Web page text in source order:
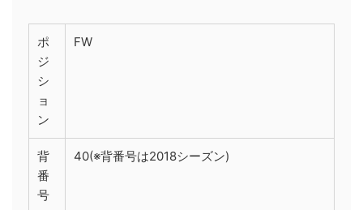
ポ
ジ
シ
ョ
ン
FW
背
番
号
40(※背番号は2018シーズン)